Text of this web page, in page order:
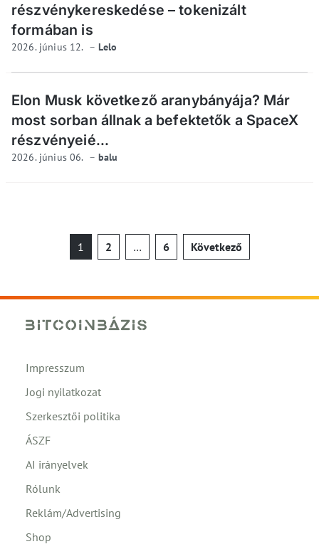
részvénykereskedése – tokenizált
formában is
2026. június 12. Lelo
Elon Musk következő aranybányája? Már
most sorban állnak a befektetők a SpaceX
részvényeié...
2026. június 06. balu
Bejegyzések
lapozása
1 2 … 6 Következő
Impresszum
Jogi nyilatkozat
Szerkesztői politika
ÁSZF
AI irányelvek
Rólunk
Reklám/Advertising
Shop